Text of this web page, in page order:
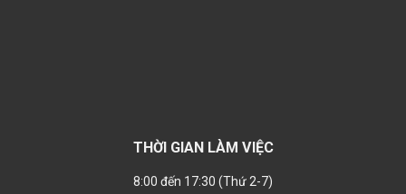
THỜI GIAN LÀM VIỆC
8:00 đến 17:30 (Thứ 2-7)